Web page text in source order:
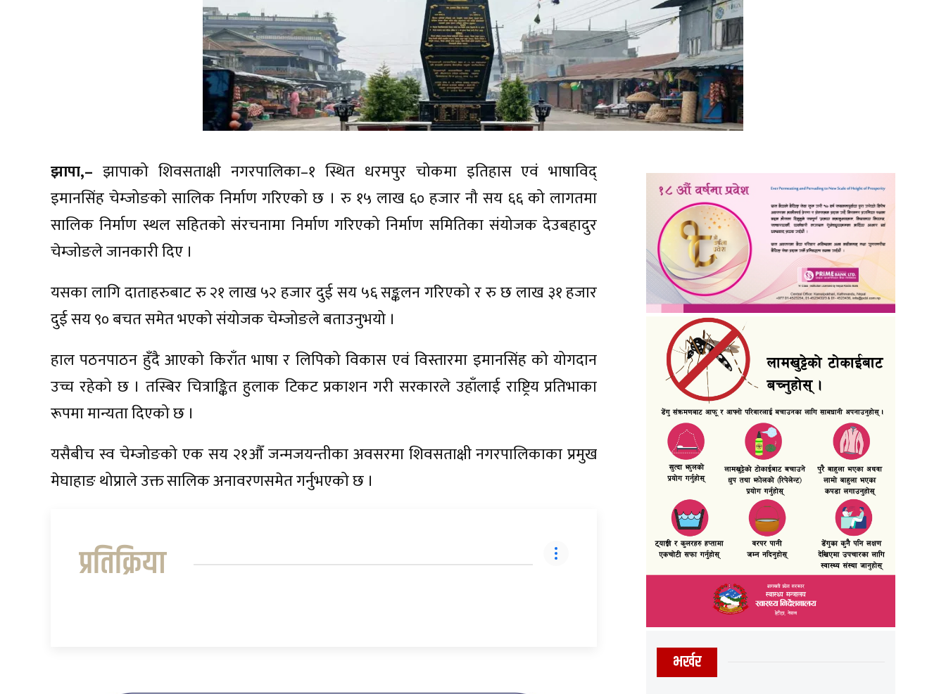
झापा,– झापाको शिवसताक्षी नगरपालिका–१ स्थित धरमपुर चोकमा इतिहास एवं भाषाविद्
इमानसिंह चेम्जोङको सालिक निर्माण गरिएको छ । रु १५ लाख ६० हजार नौ सय ६६ को लागतमा
सालिक निर्माण स्थल सहितको संरचनामा निर्माण गरिएको निर्माण समितिका संयोजक देउबहादुर
चेम्जोङले जानकारी दिए ।
यसका लागि दाताहरुबाट रु २१ लाख ५२ हजार दुई सय ५६ सङ्कलन गरिएको र रु छ लाख ३१ हजार
दुई सय ९० बचत समेत भएको संयोजक चेम्जोङले बताउनुभयो ।
हाल पठनपाठन हुँदै आएको किराँत भाषा र लिपिको विकास एवं विस्तारमा इमानसिंह को योगदान
उच्च रहेको छ । तस्बिर चित्राङ्कित हुलाक टिकट प्रकाशन गरी सरकारले उहाँलाई राष्ट्रिय प्रतिभाका
रूपमा मान्यता दिएको छ ।
यसैबीच स्व चेम्जोङको एक सय २१औँ जन्मजयन्तीका अवसरमा शिवसताक्षी नगरपालिकाका प्रमुख
मेघाहाङ थोप्राले उक्त सालिक अनावरणसमेत गर्नुभएको छ ।
प्रतिक्रिया
भर्खर